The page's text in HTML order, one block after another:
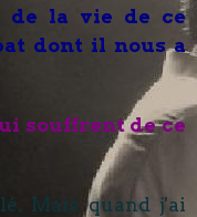
de la vie de ce
dont il nous a
souffrent de ce
Mais quand j'ai